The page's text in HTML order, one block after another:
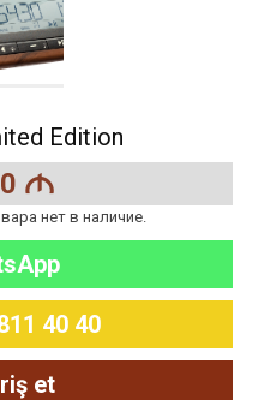
Edition
M
нет в наличие.
40 40
et